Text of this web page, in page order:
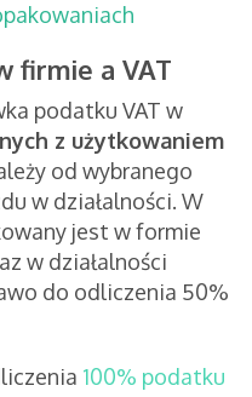
firmie a VAT
podatku VAT w
z użytkowaniem
od wybranego
w działalności. W
jest w formie
w działalności
do odliczenia 50%
100% podatku